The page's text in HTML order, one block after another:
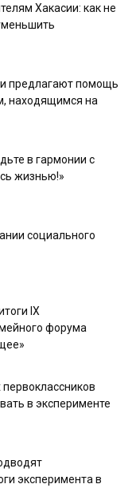
Хакасии: как не
предлагают помощь
находящимся на
в гармонии с
жизнью!»
социального
IX
форума
в эксперименте
эксперимента в